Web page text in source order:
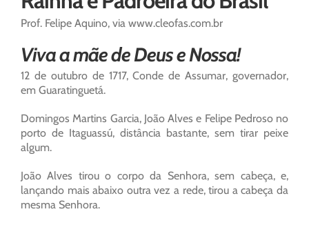
Prof. Felipe Aquino, via www.cleofas.com.br
Viva a mãe de Deus e Nossa!
12 de outubro de 1717, Conde de Assumar, governador,
em Guaratinguetá.
Domingos Martins Garcia, João Alves e Felipe Pedroso no
porto de Itaguassú, distância bastante, sem tirar peixe
algum.
João Alves tirou o corpo da Senhora, sem cabeça, e,
lançando mais abaixo outra vez a rede, tirou a cabeça da
mesma Senhora.